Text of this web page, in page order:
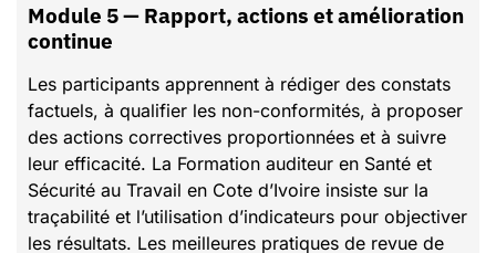
Module 5 — Rapport, actions et amélioration
continue
Les participants apprennent à rédiger des constats
factuels, à qualifier les non-conformités, à proposer
des actions correctives proportionnées et à suivre
leur efficacité. La Formation auditeur en Santé et
Sécurité au Travail en Cote d’Ivoire insiste sur la
traçabilité et l’utilisation d’indicateurs pour objectiver
les résultats. Les meilleures pratiques de revue de